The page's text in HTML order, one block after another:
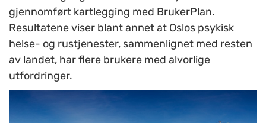
gjennomført kartlegging med BrukerPlan.
Resultatene viser blant annet at Oslos psykisk
helse- og rustjenester, sammenlignet med resten
av landet, har flere brukere med alvorlige
utfordringer.